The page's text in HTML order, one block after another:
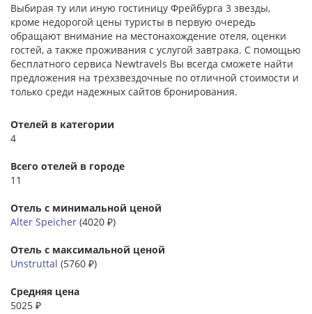
Выбирая ту или иную гостиницу Фрейбурга 3 звезды,
кроме недорогой цены туристы в первую очередь
обращают внимание на местонахождение отеля, оценки
гостей, а также проживания с услугой завтрака. С помощью
бесплатного сервиса Newtravels Вы всегда сможете найти
предложения на трехзвездочные по отличной стоимости и
только среди надежных сайтов бронирования.
Отелей в категории
4
Всего отелей в городе
11
Отель с минимальной ценой
Alter Speicher (4020 ₽)
Отель с максимальной ценой
Unstruttal (5760 ₽)
Средняя цена
5025 ₽